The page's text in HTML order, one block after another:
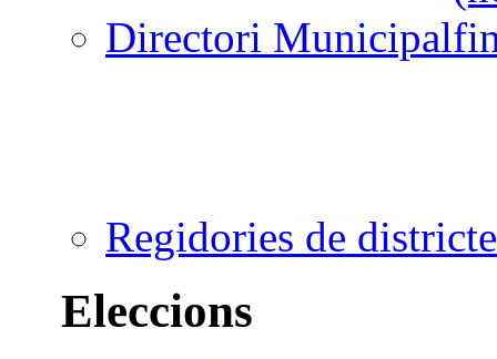
Directori Municipal
Regidories de districte
Eleccions